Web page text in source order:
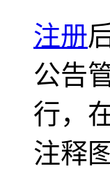
注册
公告
行，
注释